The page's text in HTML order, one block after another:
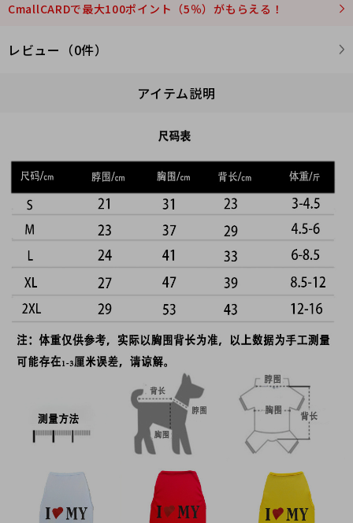
CmallCARDで最大100ポイント（5％）がもらえる！
レビュー（0件）
アイテム説明